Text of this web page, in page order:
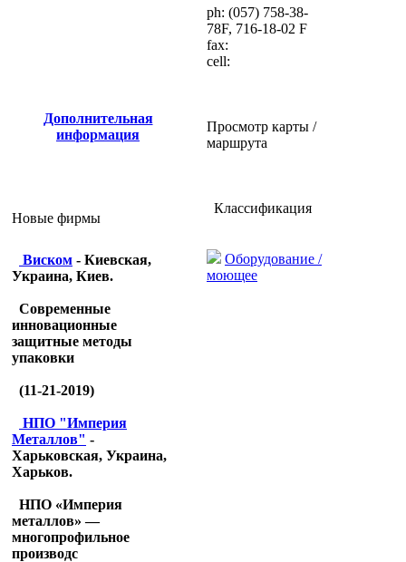
Дополнительная
информация
Новые фирмы
Виском - Киевская,
Украина, Киев.
Современные
инновационные
защитные методы
упаковки
(11-21-2019)
НПО "Империя
Металлов" -
Харьковская, Украина,
Харьков.
НПО «Империя
металлов» —
многопрофильное
производс
ph: (057) 758-38-
78F, 716-18-02 F
fax:
cell:
Просмотр карты /
маршрута
Классификация
Оборудование /
моющее